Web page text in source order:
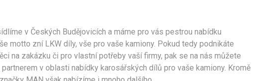
v Českých Budějovicích a máme pro vás pestrou nabídku
motto zní LKW díly, vše pro vaše kamiony. Pokud tedy podnikáte
na zakázku či pro vlastní potřeby vaší firmy, pak se na nás můžete
v oblasti nabídky karosářských dílů pro vaše kamiony. Kromě